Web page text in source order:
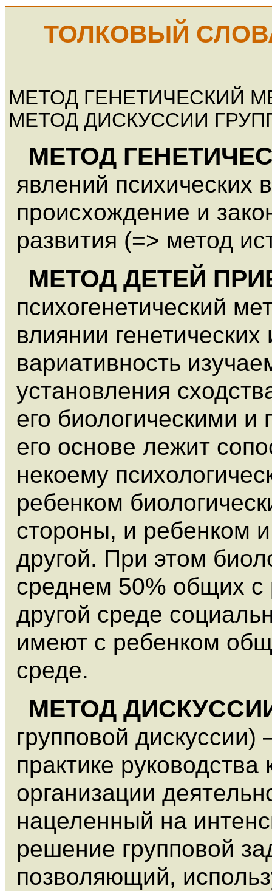
ТОЛКОВЫЙ
МЕТОД ГЕНЕТИЧЕСКИЙ
МЕТОД ДИСКУССИИ
МЕТОД
явлений психических
происхождение и
развития (=> метод
МЕТОД ДЕТЕЙ
психогенетический
влиянии
вариативность
установления
его биологическими
его основе лежит
некоему
ребенком
стороны, и ребенком
другой. При этом
среднем 50% общих с
другой среде
имеют с ребенком
среде.
МЕТОД
групповой
практике
организации
нацеленный на
решение групповой
позволяющий,